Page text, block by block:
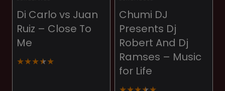
Di Carlo vs Juan
Ruiz ‎– Close To
Me
★★★★★
Chumi DJ
Presents Dj
Robert And Dj
Ramses – Music
for Life